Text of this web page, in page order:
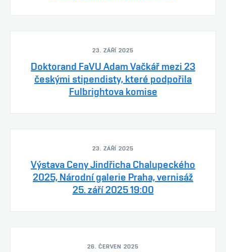
23. ZÁŘÍ 2025
Doktorand FaVU Adam Vačkář mezi 23
českými stipendisty, které podpořila
Fulbrightova komise
23. ZÁŘÍ 2025
Výstava Ceny Jindřicha Chalupeckého
2025, Národní galerie Praha, vernisáž
25. září 2025 19:00
26. ČERVEN 2025